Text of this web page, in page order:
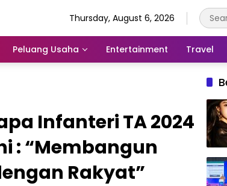
Thursday, August 6, 2026
Peluang Usaha Entertainment Travel
Infanteri TA 2024
: “Membangun
Rakyat”